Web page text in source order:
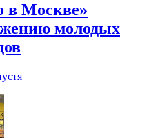
в Москве»
молодых